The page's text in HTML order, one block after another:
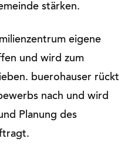
stärken.
eigene
und wird zum
buerohauser rückt
nach und wird
Planung des